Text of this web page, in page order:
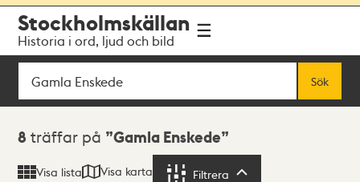
navigationen
huvudinnehållet
Stockholmskällan
Historia i ord, ljud och bild
Sök
Sök
Sökresultat
8 träffar på Gamla Enskede
Visa lista Visa karta Filtrera